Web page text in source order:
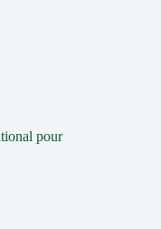
pour